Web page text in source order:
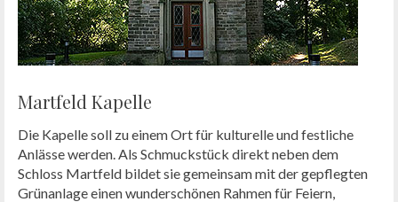
Martfeld Kapelle
Die Kapelle soll zu einem Ort für kulturelle und festliche
Anlässe werden. Als Schmuckstück direkt neben dem
Schloss Martfeld bildet sie gemeinsam mit der gepflegten
Grünanlage einen wunderschönen Rahmen für Feiern,